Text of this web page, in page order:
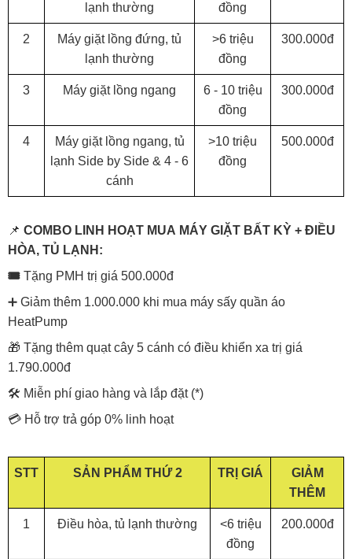
lạnh thường
đồng
2
Máy giặt lồng đứng, tủ
lạnh thường
>6 triệu
đồng
300.000đ
3 Máy giặt lồng ngang
6 - 10 triệu
đồng
300.000đ
4
Máy giặt lồng ngang, tủ
lạnh Side by Side & 4 - 6
cánh
>10 triệu
đồng
500.000đ
📌 COMBO LINH HOẠT MUA MÁY GIẶT BẤT KỲ + ĐIỀU
HÒA, TỦ LẠNH:
🎟️ Tặng PMH trị giá 500.000đ
➕ Giảm thêm 1.000.000 khi mua máy sấy quần áo
HeatPump
🎁 Tặng thêm quạt cây 5 cánh có điều khiển xa trị giá
1.790.000đ
🛠️ Miễn phí giao hàng và lắp đặt (*)
💳 Hỗ trợ trả góp 0% linh hoạt
STT SẢN PHẨM THỨ 2 TRỊ GIÁ
GIẢM
THÊM
1 Điều hòa, tủ lạnh thường
<6 triệu
đồng
200.000đ